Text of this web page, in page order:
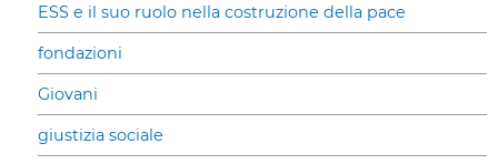
ESS e il suo ruolo nella costruzione della pace
fondazioni
Giovani
giustizia sociale